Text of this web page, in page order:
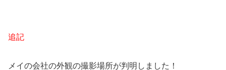
追記
メイの会社の外観の撮影場所が判明しました！